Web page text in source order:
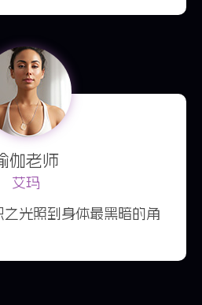
伽老师
艾玛
光照到身体最黑暗的角